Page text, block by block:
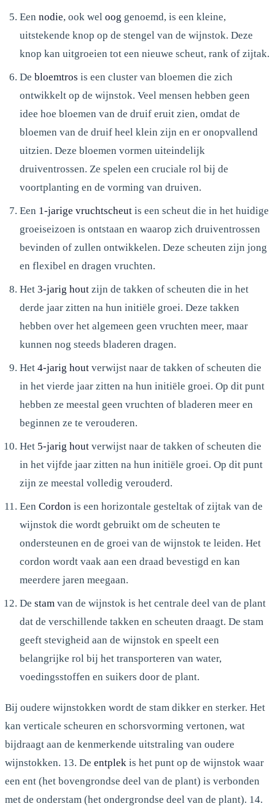
Een nodie, ook wel oog genoemd, is een kleine,
uitstekende knop op de stengel van de wijnstok. Deze
knop kan uitgroeien tot een nieuwe scheut, rank of zijtak.
De bloemtros is een cluster van bloemen die zich
ontwikkelt op de wijnstok. Veel mensen hebben geen
idee hoe bloemen van de druif eruit zien, omdat de
bloemen van de druif heel klein zijn en er onopvallend
uitzien. Deze bloemen vormen uiteindelijk
druiventrossen. Ze spelen een cruciale rol bij de
voortplanting en de vorming van druiven.
Een 1-jarige vruchtscheut is een scheut die in het huidige
groeiseizoen is ontstaan en waarop zich druiventrossen
bevinden of zullen ontwikkelen. Deze scheuten zijn jong
en flexibel en dragen vruchten.
Het 3-jarig hout zijn de takken of scheuten die in het
derde jaar zitten na hun initiële groei. Deze takken
hebben over het algemeen geen vruchten meer, maar
kunnen nog steeds bladeren dragen.
Het 4-jarig hout verwijst naar de takken of scheuten die
in het vierde jaar zitten na hun initiële groei. Op dit punt
hebben ze meestal geen vruchten of bladeren meer en
beginnen ze te verouderen.
Het 5-jarig hout verwijst naar de takken of scheuten die
in het vijfde jaar zitten na hun initiële groei. Op dit punt
zijn ze meestal volledig verouderd.
Een Cordon is een horizontale gesteltak of zijtak van de
wijnstok die wordt gebruikt om de scheuten te
ondersteunen en de groei van de wijnstok te leiden. Het
cordon wordt vaak aan een draad bevestigd en kan
meerdere jaren meegaan.
De stam van de wijnstok is het centrale deel van de plant
dat de verschillende takken en scheuten draagt. De stam
geeft stevigheid aan de wijnstok en speelt een
belangrijke rol bij het transporteren van water,
voedingsstoffen en suikers door de plant.
Bij oudere wijnstokken wordt de stam dikker en sterker. Het
kan verticale scheuren en schorsvorming vertonen, wat
bijdraagt aan de kenmerkende uitstraling van oudere
wijnstokken. 13. De entplek is het punt op de wijnstok waar
een ent (het bovengrondse deel van de plant) is verbonden
met de onderstam (het ondergrondse deel van de plant). 14.